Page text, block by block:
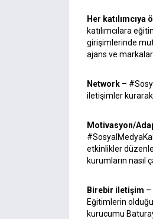
Her
katılımcılara
girişimlerinde
ajans ve
Network –
iletişimler
Motivasyon/
etkinlikler
kurumların nasıl
Birebir iletişim –
Eğitimlerin
kurucumu